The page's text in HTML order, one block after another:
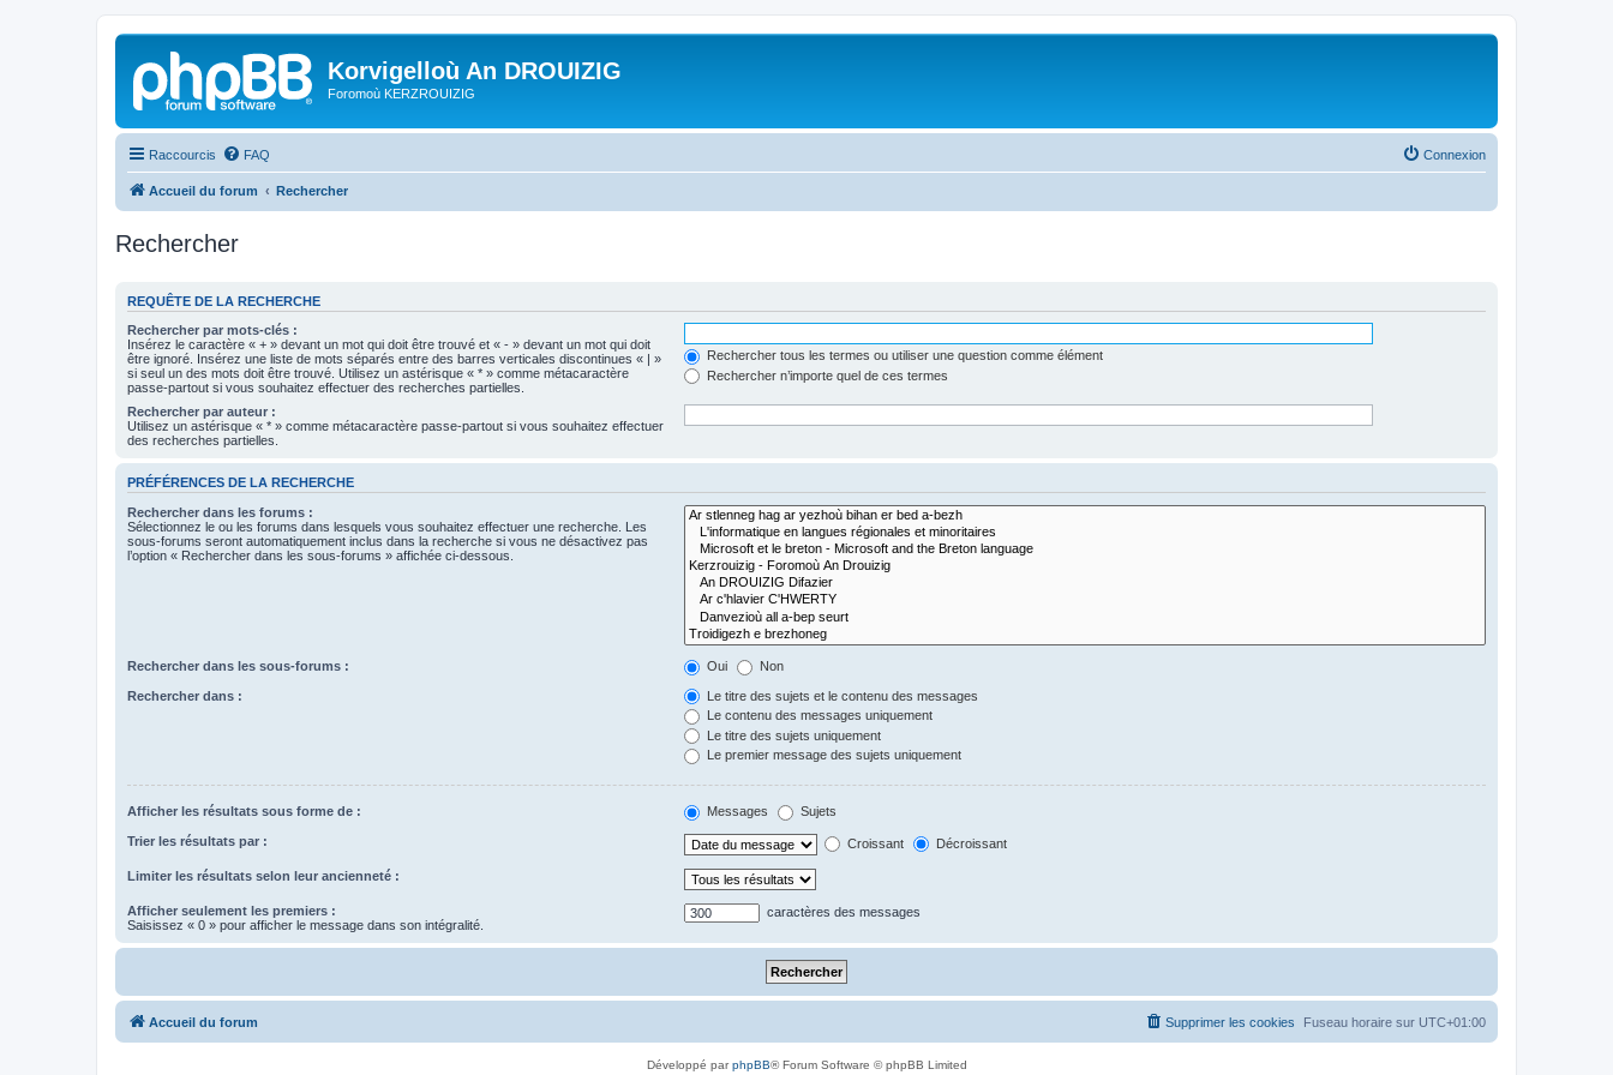
Korvigelloù An DROUIZIG
Foromoù KERZROUIZIG
Raccourcis FAQ Connexion
Accueil du forum Rechercher
Rechercher
REQUÊTE DE LA RECHERCHE
Rechercher par mots-clés :
Insérez le caractère « + » devant un mot qui doit être trouvé et « - » devant un mot qui doit
être ignoré. Insérez une liste de mots séparés entre des barres verticales discontinues « | »
si seul un des mots doit être trouvé. Utilisez un astérisque « * » comme métacaractère
passe-partout si vous souhaitez effectuer des recherches partielles.
Rechercher tous les termes ou utiliser une question comme élément
Rechercher n’importe quel de ces termes
Rechercher par auteur :
Utilisez un astérisque « * » comme métacaractère passe-partout si vous souhaitez effectuer
des recherches partielles.
PRÉFÉRENCES DE LA RECHERCHE
Rechercher dans les forums :
Sélectionnez le ou les forums dans lesquels vous souhaitez effectuer une recherche. Les
sous-forums seront automatiquement inclus dans la recherche si vous ne désactivez pas
l’option « Rechercher dans les sous-forums » affichée ci-dessous.
Rechercher dans les sous-forums : Oui Non
Rechercher dans :
Le titre des sujets et le contenu des messages
Le contenu des messages uniquement
Le titre des sujets uniquement
Le premier message des sujets uniquement
Afficher les résultats sous forme de : Messages Sujets
Trier les résultats par : Croissant Décroissant
Limiter les résultats selon leur ancienneté :
Afficher seulement les premiers :
Saisissez « 0 » pour afficher le message dans son intégralité.
caractères des messages
Accueil du forum Fuseau horaire sur UTC+01:00
Supprimer les cookies
Développé parphpBB® Forum Software © phpBB Limited